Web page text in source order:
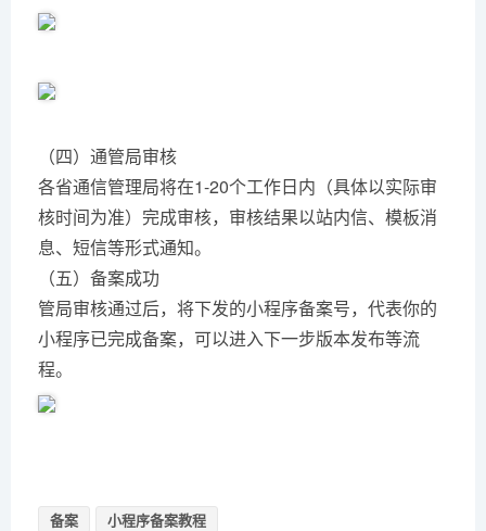
（四）通管局审核
各省通信管理局将在1-20个工作日内（具体以实际审
核时间为准）完成审核，审核结果以站内信、模板消
息、短信等形式通知。
（五）备案成功
管局审核通过后，将下发的小程序备案号，代表你的
小程序已完成备案，可以进入下一步版本发布等流
程。
备案 小程序备案教程